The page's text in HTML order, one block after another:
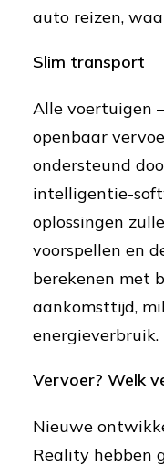
auto reizen,
Slim transport
Alle voertuigen
openbaar
ondersteund
intelligentie-
oplossingen
voorspellen en
berekenen met
aankomsttijd,
energieverbruik.
Vervoer? Welk
Nieuwe
Reality hebben